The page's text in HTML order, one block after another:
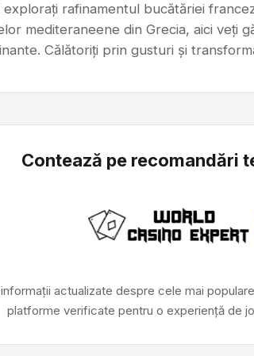
rafinamentul bucătăriei
mediteraneene din Grecia, aici veți
Călătoriți prin gusturi și
Contează pe recomandări
actualizate despre cele mai populare
platforme verificate pentru o experiență de